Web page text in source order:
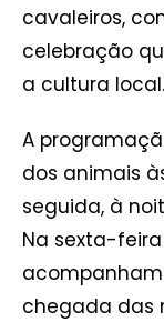
cavaleiros,
celebração
a cultura local.
A
dos animais
seguida, à
Na sexta-
chegada das